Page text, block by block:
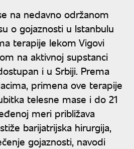
na nedavno održanom
o gojaznosti u Istanbulu
terapije lekom Vigovi
na aktivnoj supstanci
i u Srbiji. Prema
primena ove terapije
telesne mase i do 21
meri približava
barijatrijska hirurgija,
gojaznosti, navodi